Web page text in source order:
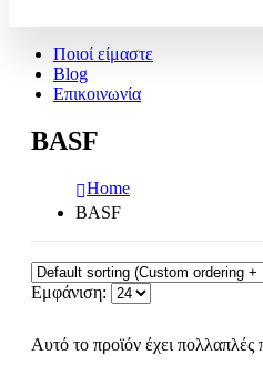
Ποιοί είμαστε
Blog
Επικοινωνία
BASF
Home
BASF
Εμφάνιση:
Αυτό το προϊόν έχει πολλαπλές